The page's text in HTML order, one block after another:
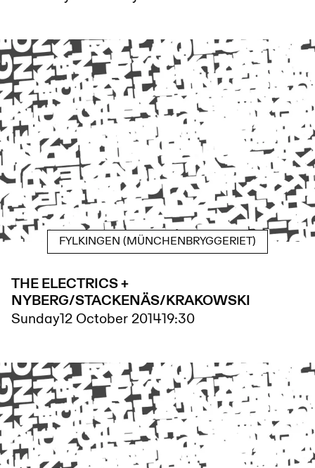
FYLKINGEN (MÜNCHENBRYGGERIET)
THE ELECTRICS +
NYBERG/STACKENÄS/KRAKOWSKI
Sunday12 October 201419:30